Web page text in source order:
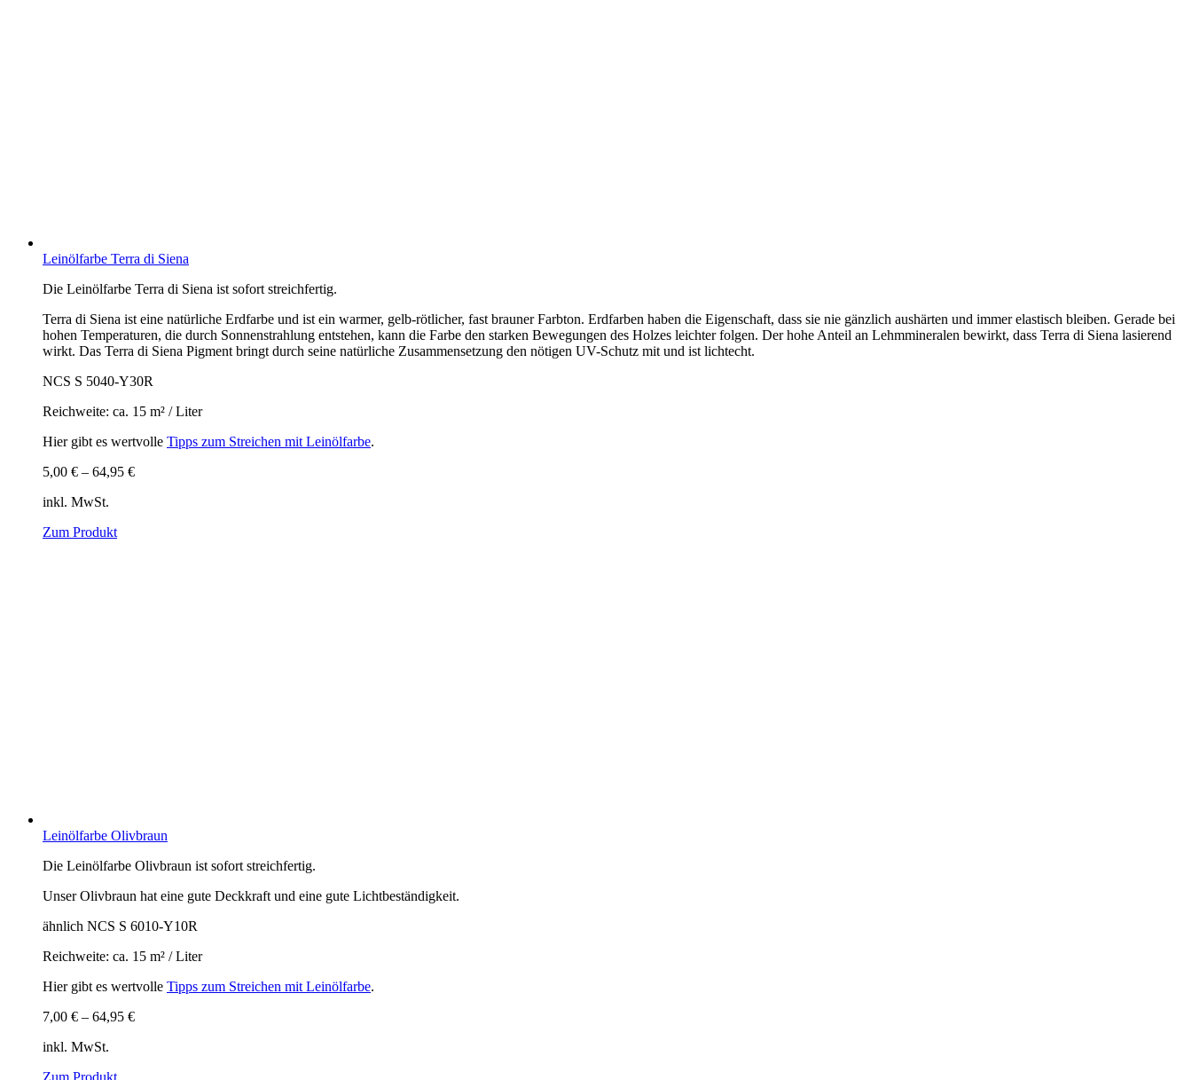
Leinölfarbe Terra di Siena
Die Leinölfarbe Terra di Siena ist sofort streichfertig.
Terra di Siena ist eine natürliche Erdfarbe und ist ein warmer, gelb-rötlicher, fast brauner Farbton. Erdfarben haben die Eigenschaft, dass sie nie gänzlich aushärten und immer elastisch bleiben. Gerade bei
hohen Temperaturen, die durch Sonnenstrahlung entstehen, kann die Farbe den starken Bewegungen des Holzes leichter folgen. Der hohe Anteil an Lehmmineralen bewirkt, dass Terra di Siena lasierend
wirkt. Das Terra di Siena Pigment bringt durch seine natürliche Zusammensetzung den nötigen UV-Schutz mit und ist lichtecht.
NCS S 5040-Y30R
Reichweite: ca. 15 m² / Liter
Hier gibt es wertvolle Tipps zum Streichen mit Leinölfarbe.
5,00 € – 64,95 €
inkl. MwSt.
Zum Produkt
Leinölfarbe Olivbraun
Die Leinölfarbe Olivbraun ist sofort streichfertig.
Unser Olivbraun hat eine gute Deckkraft und eine gute Lichtbeständigkeit.
ähnlich NCS S 6010-Y10R
Reichweite: ca. 15 m² / Liter
Hier gibt es wertvolle Tipps zum Streichen mit Leinölfarbe.
7,00 € – 64,95 €
inkl. MwSt.
Zum Produkt